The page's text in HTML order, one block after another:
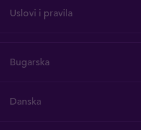
Uslovi i pravila
Bugarska
Danska